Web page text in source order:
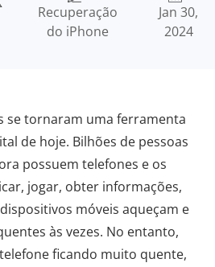
Recuperação
do iPhone
Jan 30,
2024
se tornaram uma ferramenta
de hoje. Bilhões de pessoas
possuem telefones e os
jogar, obter informações,
móveis aqueçam e
às vezes. No entanto,
ficando muito quente,